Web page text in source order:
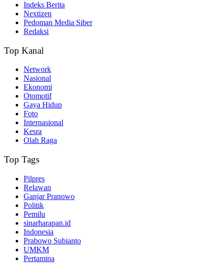
Indeks Berita
Nextizen
Pedoman Media Siber
Redaksi
Top Kanal
Network
Nasional
Ekonomi
Otomotif
Gaya Hidup
Foto
Internasional
Kesra
Olah Raga
Top Tags
Pilpres
Relawan
Ganjar Pranowo
Politik
Pemilu
sinarharapan.id
Indonesia
Prabowo Subianto
UMKM
Pertamina